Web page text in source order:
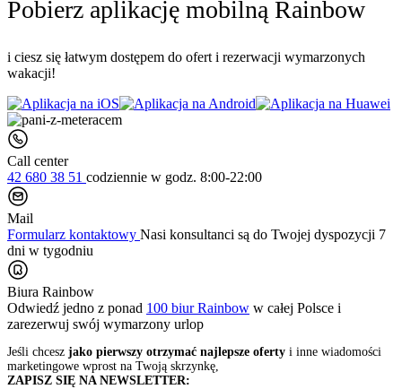
Pobierz aplikację mobilną Rainbow
i ciesz się łatwym dostępem do ofert i rezerwacji wymarzonych
wakacji!
Call center
42 680 38 51 codziennie w godz. 8:00-22:00
Mail
Formularz kontaktowy Nasi konsultanci są do Twojej dyspozycji 7
dni w tygodniu
Biura Rainbow
Odwiedź jedno z ponad 100 biur Rainbow w całej Polsce i
zarezerwuj swój wymarzony urlop
Jeśli chcesz jako pierwszy otrzymać najlepsze oferty i inne wiadomości
marketingowe wprost na Twoją skrzynkę,
ZAPISZ SIĘ NA NEWSLETTER: